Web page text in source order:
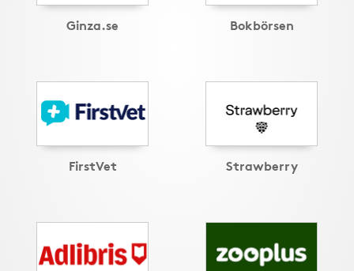
Ginza.se Bokbörsen
FirstVet Strawberry